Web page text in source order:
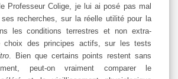
Professeur Colige, je lui ai posé pas mal
recherches, sur la réelle utilité pour la
les conditions terrestres et non extra-
choix des principes actifs, sur les tests
. Bien que certains points restent sans
peut-on vraiment comparer le